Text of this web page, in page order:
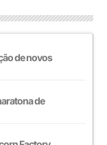
de novos
de